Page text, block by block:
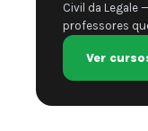
Civil da Legale
professores
Ver